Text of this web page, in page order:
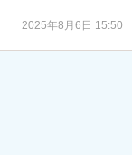
2025年8月6日 15:50